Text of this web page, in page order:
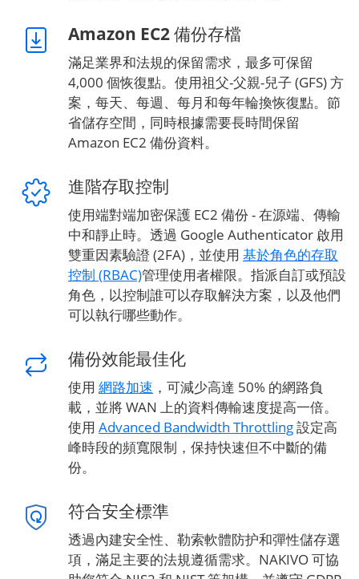
Amazon EC2 備份存檔
滿足業界和法規的保留需求，最多可保留
4,000 個恢復點。使用祖父-父親-兒子 (GFS) 方
案，每天、每週、每月和每年輪換恢復點。節
省儲存空間，同時根據需要長時間保留
Amazon EC2 備份資料。
進階存取控制
使用端對端加密保護 EC2 備份 - 在源端、傳輸
中和靜止時。透過 Google Authenticator 啟用
雙重因素驗證 (2FA)，並使用 基於角色的存取
控制 (RBAC)管理使用者權限。指派自訂或預設
角色，以控制誰可以存取解決方案，以及他們
可以執行哪些動作。
備份效能最佳化
使用 網路加速 ，可減少高達 50% 的網路負
載，並將 WAN 上的資料傳輸速度提高一倍。
使用 Advanced Bandwidth Throttling設定高
峰時段的頻寬限制，保持快速但不中斷的備
份。
符合安全標準
透過內建安全性、勒索軟體防护和彈性儲存選
項，滿足主要的法規遵循需求。NAKIVO 可協